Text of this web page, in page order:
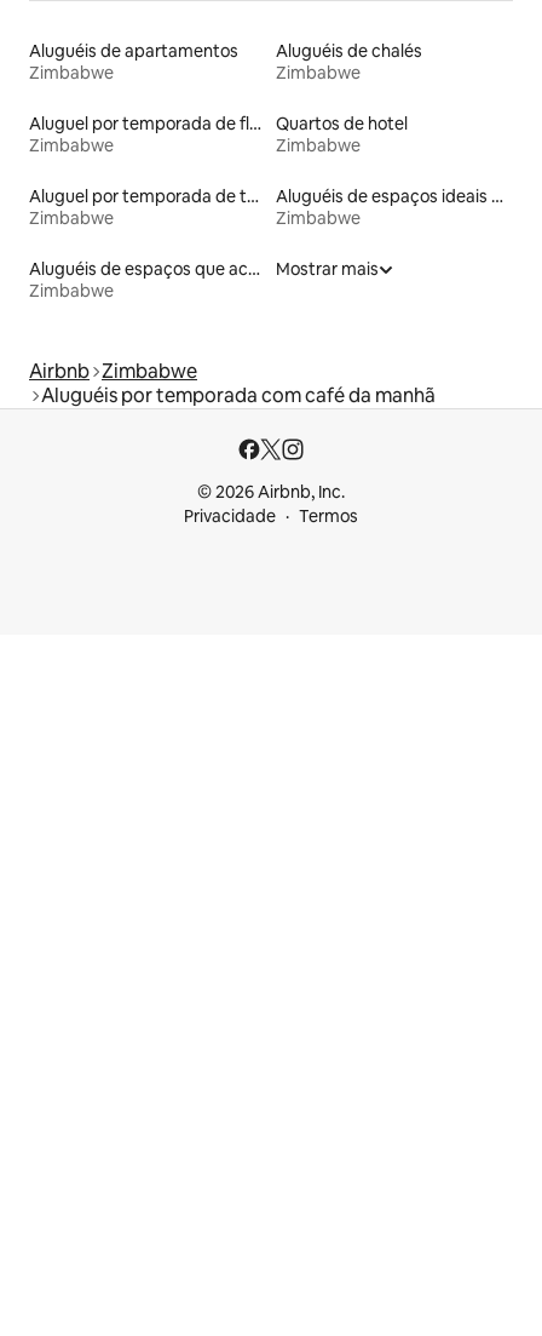
Aluguéis de apartamentos
Zimbabwe
Aluguéis de chalés
Zimbabwe
Aluguel por temporada de flats
Zimbabwe
Quartos de hotel
Zimbabwe
Aluguel por temporada de tendas
Zimbabwe
Aluguéis de espaços ideais para famílias
Zimbabwe
Aluguéis de espaços que aceitam animais de estimação
Zimbabwe
Mostrar mais
Airbnb Zimbabwe
Aluguéis por temporada com café da manhã
© 2026 Airbnb, Inc.
Privacidade
Termos